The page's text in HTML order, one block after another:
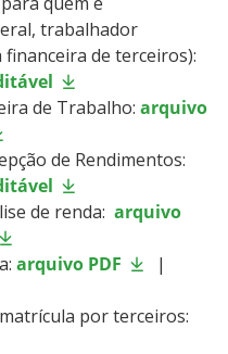
trabalhador
de terceiros):
de Trabalho: arquivo
de Rendimentos:
de renda: arquivo
arquivo PDF
|
por terceiros: